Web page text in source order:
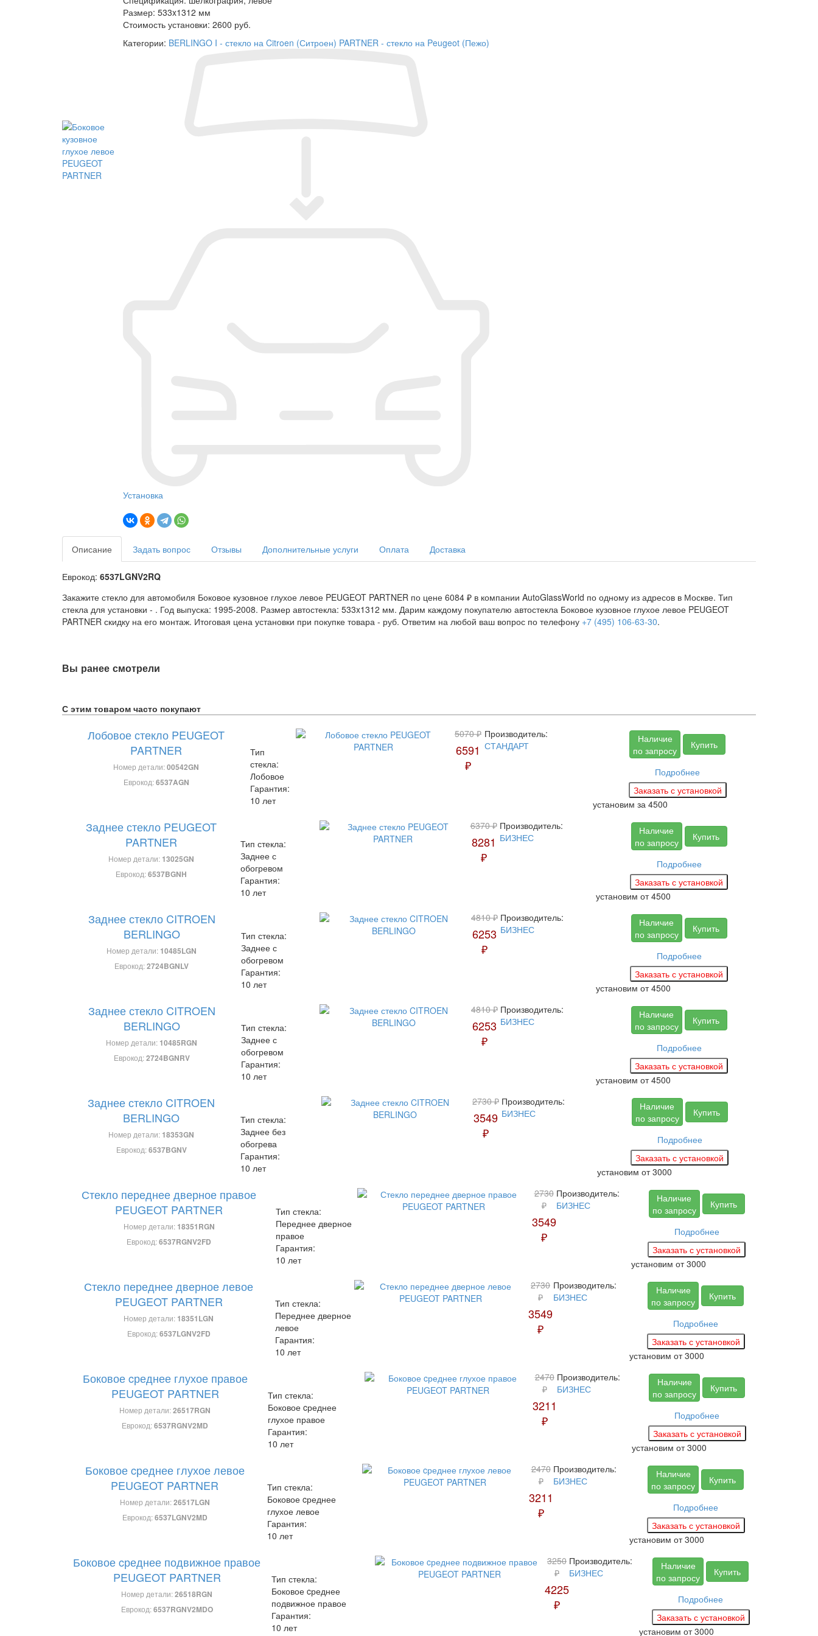
Размер: 533x1312 мм
Стоимость установки: 2600 руб.
Категории: BERLINGO I - стекло на Citroen (Ситроен) PARTNER - стекло на Peugeot (Пежо)
Установка
Описание Задать вопрос Отзывы Дополнительные услуги Оплата Доставка
Еврокод: 6537LGNV2RQ
Закажите стекло для автомобиля Боковое кузовное глухое левое PEUGEOT PARTNER по цене 6084 ₽ в компании AutoGlassWorld по одному из адресов в Москве. Тип
стекла для установки - . Год выпуска: 1995-2008. Размер автостекла: 533x1312 мм. Дарим каждому покупателю автостекла Боковое кузовное глухое левое PEUGEOT
PARTNER скидку на его монтаж. Итоговая цена установки при покупке товара - руб. Ответим на любой ваш вопрос по телефону +7 (495) 106-63-30.
Вы ранее смотрели
С этим товаром часто покупают
Лобовое стекло PEUGEOT
PARTNER
Номер детали:00542GN
Еврокод:6537AGN
Тип
стекла:
Лобовое
Гарантия:
10 лет
5070 ₽
6591
₽
Производитель:
СТАНДАРТ
Наличие
по запросу
Купить
Подробнее
установим за 4500
Заднее стекло PEUGEOT
PARTNER
Номер детали: 13025GN
Еврокод:6537BGNH
Тип стекла:
Заднее с
обогревом
Гарантия:
10 лет
6370 ₽
8281
₽
Производитель:
БИЗНЕС
Наличие
по запросу
Купить
Подробнее
установим от 4500
Заднее стекло CITROEN
BERLINGO
Номер детали: 10485LGN
Еврокод:2724BGNLV
Тип стекла:
Заднее с
обогревом
Гарантия:
10 лет
4810 ₽
6253
₽
Производитель:
БИЗНЕС
Наличие
по запросу
Купить
Подробнее
установим от 4500
Заднее стекло CITROEN
BERLINGO
Номер детали: 10485RGN
Еврокод:2724BGNRV
Тип стекла:
Заднее с
обогревом
Гарантия:
10 лет
4810 ₽
6253
₽
Производитель:
БИЗНЕС
Наличие
по запросу
Купить
Подробнее
установим от 4500
Заднее стекло CITROEN
BERLINGO
Номер детали: 18353GN
Еврокод:6537BGNV
Тип стекла:
Заднее без
обогрева
Гарантия:
10 лет
2730 ₽
3549
₽
Производитель:
БИЗНЕС
Наличие
по запросу
Купить
Подробнее
установим от 3000
Стекло переднее дверное правое
PEUGEOT PARTNER
Номер детали: 18351RGN
Еврокод:6537RGNV2FD
Тип стекла:
Переднее дверное
правое
Гарантия:
10 лет
2730
₽
3549
₽
Производитель:
БИЗНЕС
Наличие
по запросу
Купить
Подробнее
установим от 3000
Стекло переднее дверное левое
PEUGEOT PARTNER
Номер детали: 18351LGN
Еврокод:6537LGNV2FD
Тип стекла:
Переднее дверное
левое
Гарантия:
10 лет
2730
₽
3549
₽
Производитель:
БИЗНЕС
Наличие
по запросу
Купить
Подробнее
установим от 3000
Боковое cреднее глухое правое
PEUGEOT PARTNER
Номер детали:26517RGN
Еврокод:6537RGNV2MD
Тип стекла:
Боковое cреднее
глухое правое
Гарантия:
10 лет
2470
₽
3211
₽
Производитель:
БИЗНЕС
Наличие
по запросу
Купить
Подробнее
установим от 3000
Боковое cреднее глухое левое
PEUGEOT PARTNER
Номер детали:26517LGN
Еврокод:6537LGNV2MD
Тип стекла:
Боковое cреднее
глухое левое
Гарантия:
10 лет
2470
₽
3211
₽
Производитель:
БИЗНЕС
Наличие
по запросу
Купить
Подробнее
установим от 3000
Боковое cреднее подвижное правое
PEUGEOT PARTNER
Номер детали:26518RGN
Еврокод:6537RGNV2MDO
Тип стекла:
Боковое cреднее
подвижное правое
Гарантия:
10 лет
3250
₽
4225
₽
Производитель:
БИЗНЕС
Наличие
по запросу
Купить
Подробнее
установим от 3000